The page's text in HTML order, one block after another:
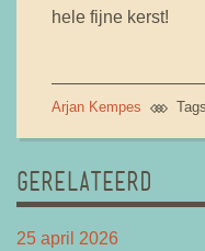
hele fijne kerst!
Arjan Kempes
GERELATEERD
25 april 2026